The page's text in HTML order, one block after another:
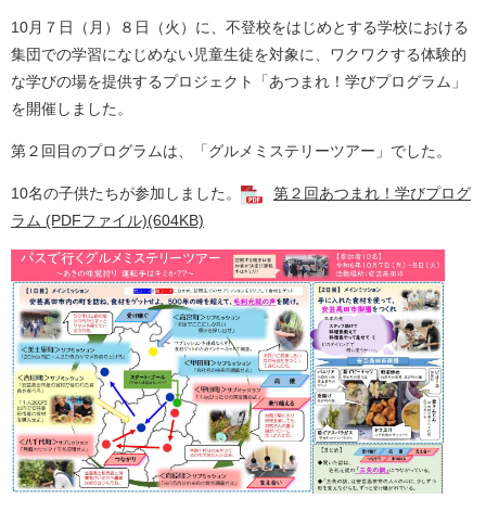
10月７日（月）８日（火）に、不登校をはじめとする学校における
集団での学習になじめない児童生徒を対象に、ワクワクする体験的
な学びの場を提供するプロジェクト「あつまれ！学びプログラム」
を開催しました。
第２回目のプログラムは、「グルメミステリーツアー」でした。
10名の子供たちが参加しました。
第２回あつまれ！学びプログ
ラム (PDFファイル)(604KB)